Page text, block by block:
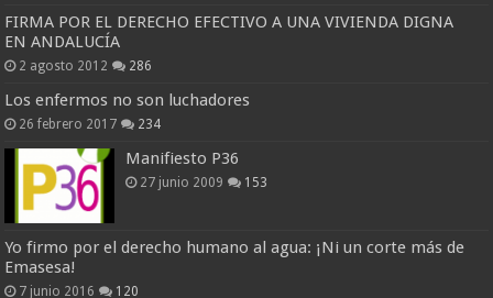
FIRMA POR EL DERECHO EFECTIVO A UNA VIVIENDA DIGNA
EN ANDALUCÍA
2 agosto 2012 286
Los enfermos no son luchadores
26 febrero 2017 234
Manifiesto P36
27 junio 2009 153
Yo firmo por el derecho humano al agua: ¡Ni un corte más de
Emasesa!
7 junio 2016 120